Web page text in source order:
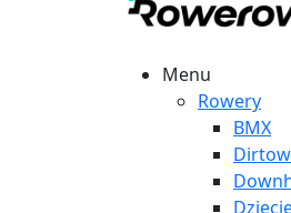
Menu
Rowery
BMX